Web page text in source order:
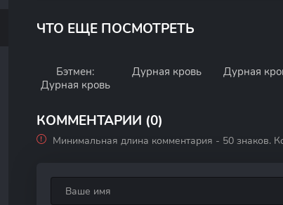
ЧТО ЕЩЕ ПОСМОТРЕТЬ
Бэтмен:
Дурная кровь
Дурная кровь Дурная
КОММЕНТАРИИ (0)
Минимальная длина комментария - 50 знаков.